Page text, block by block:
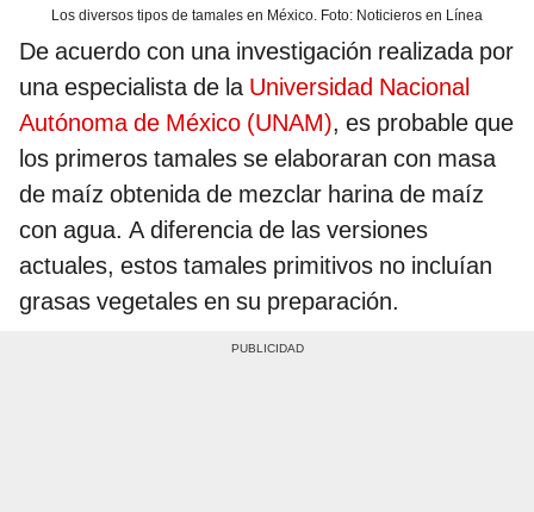
Los diversos tipos de tamales en México. Foto: Noticieros en Línea
De acuerdo con una investigación realizada por
una especialista de la Universidad Nacional
Autónoma de México (UNAM), es probable que
los primeros tamales se elaboraran con masa
de maíz obtenida de mezclar harina de maíz
con agua. A diferencia de las versiones
actuales, estos tamales primitivos no incluían
grasas vegetales en su preparación.